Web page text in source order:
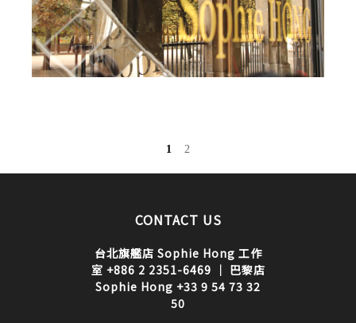
1 2
CONTACT US
台北旗艦店 Sophie Hong 工作
室 +886 2 2351-6469 ｜ 巴黎店
Sophie Hong +33 9 54 73 32
50